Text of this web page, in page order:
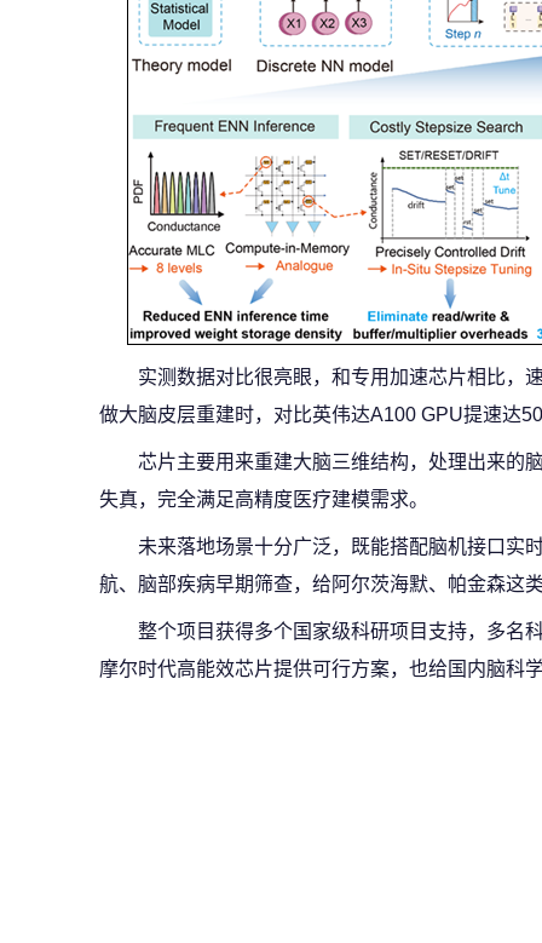
实测数据对比很亮眼，和专用加速芯片相比，
做大脑皮层重建时，对比英伟达A100 GPU提速达
芯片主要用来重建大脑三维结构，处理出来的
失真，完全满足高精度医疗建模需求。
未来落地场景十分广泛，既能搭配脑机接口实
航、脑部疾病早期筛查，给阿尔茨海默、帕金森这
整个项目获得多个国家级科研项目支持，多名
摩尔时代高能效芯片提供可行方案，也给国内脑科